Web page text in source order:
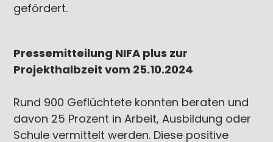
gefördert.
Pressemitteilung NIFA plus zur
Projekthalbzeit vom 25.10.2024
Rund 900 Geflüchtete konnten beraten und
davon 25 Prozent in Arbeit, Ausbildung oder
Schule vermittelt werden. Diese positive